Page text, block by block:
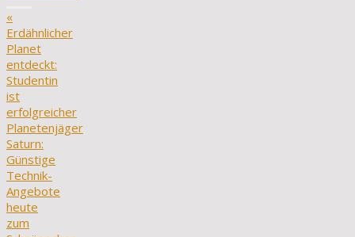
«
Erdähnlicher
Planet
entdeckt:
Studentin
ist
erfolgreicher
Planetenjäger
Saturn:
Günstige
Technik-
Angebote
heute
zum